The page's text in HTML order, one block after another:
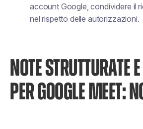
account Google, condividere il
nel rispetto delle autorizzazioni.
NOTE STRUTTURATE
PER GOOGLE MEET: